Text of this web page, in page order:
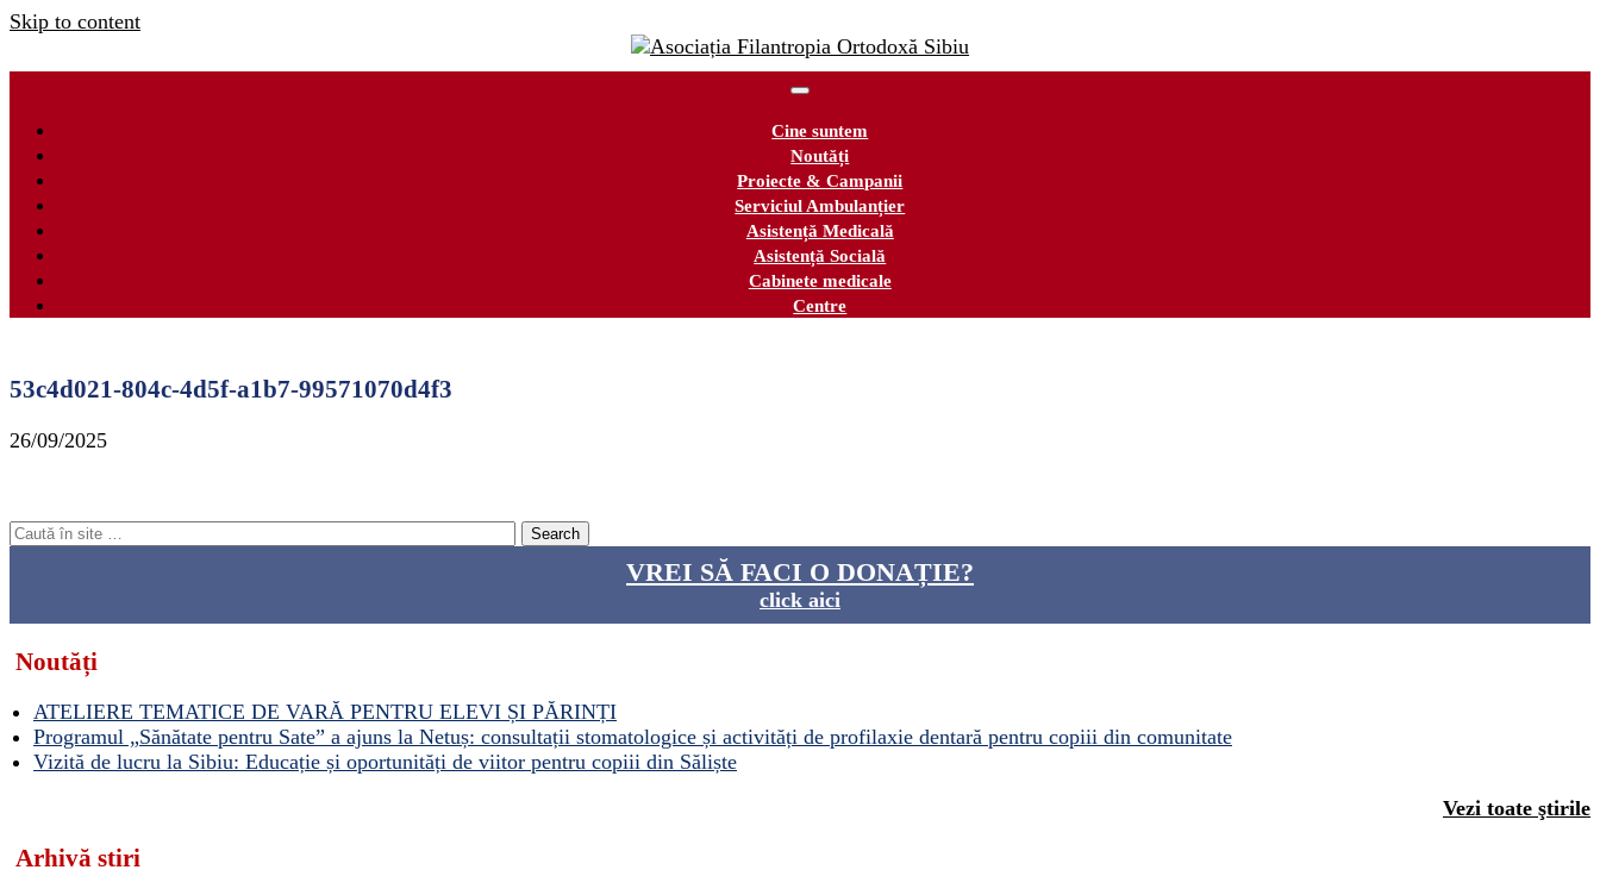
Skip to content
Cine suntem
Noutăți
Proiecte & Campanii
Serviciul Ambulanțier
Asistență Medicală
Asistență Socială
Cabinete medicale
Centre
53c4d021-804c-4d5f-a1b7-99571070d4f3
26/09/2025
VREI SĂ FACI O DONAȚIE?
click aici
Noutăți
ATELIERE TEMATICE DE VARĂ PENTRU ELEVI ȘI PĂRINȚI
Programul „Sănătate pentru Sate” a ajuns la Netuș: consultații stomatologice și activități de profilaxie dentară pentru copiii din comunitate
Vizită de lucru la Sibiu: Educație și oportunități de viitor pentru copiii din Săliște
Vezi toate ştirile
Arhivă stiri